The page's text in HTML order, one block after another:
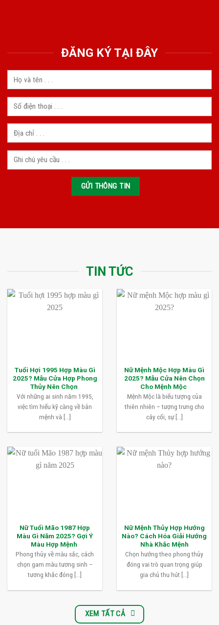
ĐĂNG KÝ TẠI ĐÂY
TIN TỨC
Tuổi Hợi 1995 Hợp Màu Gì
2025? Mẫu Cửa Hợp Phong
Thủy Nên Chọn
Với những ai sinh năm 1995,
việc tìm hiểu kỹ càng về bản
mệnh và [...]
Nữ Mệnh Mộc Hợp Màu Gì
2025? Mẫu Cửa Nên Chọn
Cho Mệnh Mộc
Mệnh Mộc là biểu tượng của
thiên nhiên – tượng trưng cho
cây cối, sự [...]
Nữ Tuổi Mão 1987 Hợp
Màu Gì Năm 2025? Gợi Ý
Màu Hợp Mệnh
Phong thủy về màu sắc, cách
chọn gam màu tương sinh –
tương khắc đóng [...]
Nữ Mệnh Thủy Hợp Hướng
Nào? Cách Hóa Giải Hướng
Nhà Khắc Mệnh
Chọn hướng theo phong thủy
đóng vai trò quan trọng giúp
gia chủ thu hút [...]
XEM TẤT CẢ